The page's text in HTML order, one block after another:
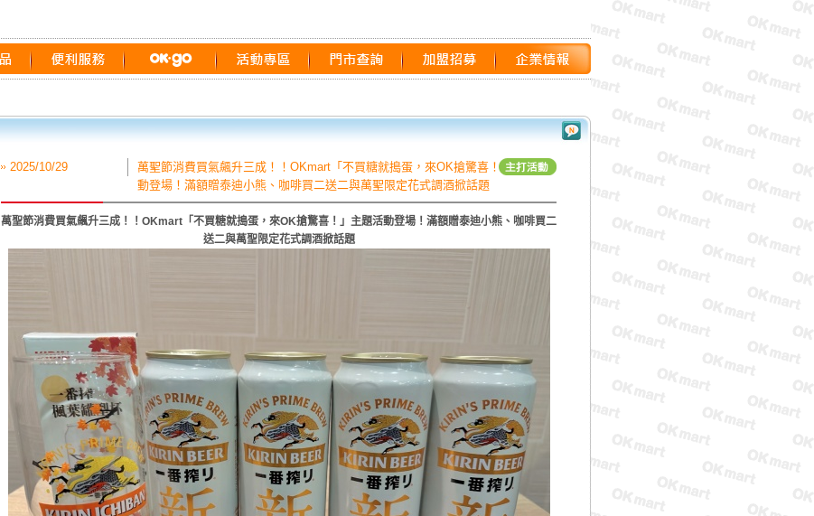
2025/10/29
萬聖節消費買氣飆升三成！！OKmart「不買糖就搗蛋，來OK搶驚喜！」主題活
動登場！滿額贈泰迪小熊、咖啡買二送二與萬聖限定花式調酒掀話題
萬聖節消費買氣飆升三成！！OKmart「不買糖就搗蛋，來OK搶驚喜！」主題活動登場！滿額贈泰迪小熊、咖啡買二
送二與萬聖限定花式調酒掀話題